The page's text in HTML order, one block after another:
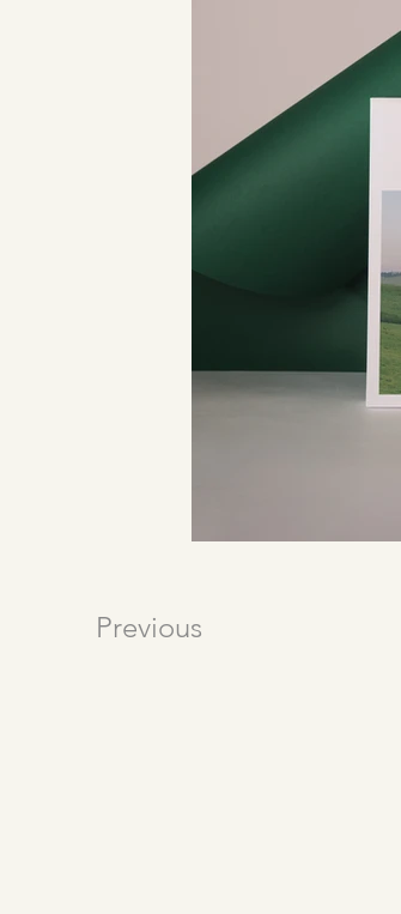
Previous